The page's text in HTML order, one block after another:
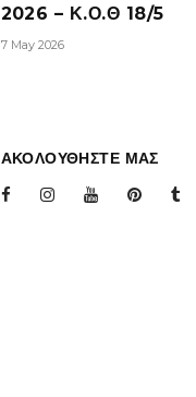
2026 – Κ.Ο.Θ 18/5
7 May 2026
ΑΚΟΛΟΥΘΗΣΤΕ ΜΑΣ